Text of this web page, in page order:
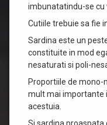
imbunatatindu-se cu
Cutiile trebuie sa fie
Sardina este un
constituite in mod
nesaturati si poli-
Proportiile de
mult mai importante
acestuia.